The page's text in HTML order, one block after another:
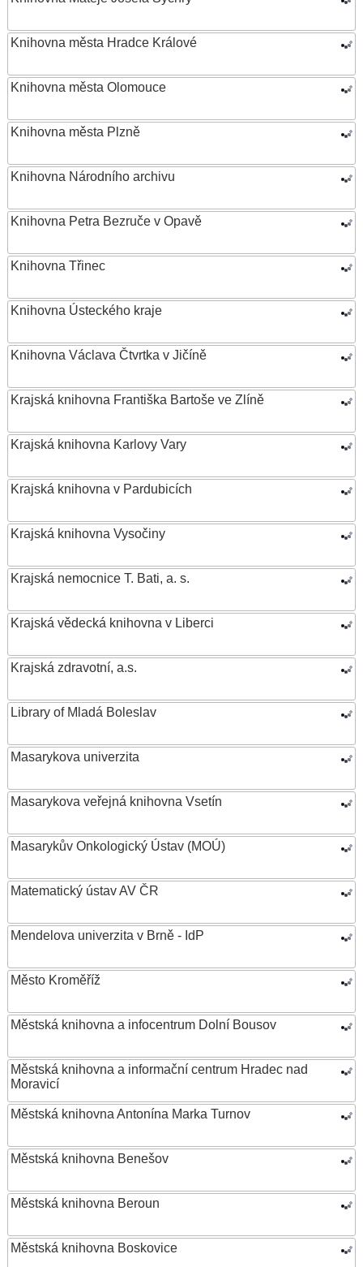
Knihovna města Hradce Králové
Knihovna města Olomouce
Knihovna města Plzně
Knihovna Národního archivu
Knihovna Petra Bezruče v Opavě
Knihovna Třinec
Knihovna Ústeckého kraje
Knihovna Václava Čtvrtka v Jičíně
Krajská knihovna Františka Bartoše ve Zlíně
Krajská knihovna Karlovy Vary
Krajská knihovna v Pardubicích
Krajská knihovna Vysočiny
Krajská nemocnice T. Bati, a. s.
Krajská vědecká knihovna v Liberci
Krajská zdravotní, a.s.
Library of Mladá Boleslav
Masarykova univerzita
Masarykova veřejná knihovna Vsetín
Masarykův Onkologický Ústav (MOÚ)
Matematický ústav AV ČR
Mendelova univerzita v Brně - IdP
Město Kroměříž
Městská knihovna a infocentrum Dolní Bousov
Městská knihovna a informační centrum Hradec nad
Moravicí
Městská knihovna Antonína Marka Turnov
Městská knihovna Benešov
Městská knihovna Beroun
Městská knihovna Boskovice